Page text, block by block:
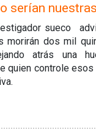
serían
sueco
morirán dos mil
atrás una
quien controle